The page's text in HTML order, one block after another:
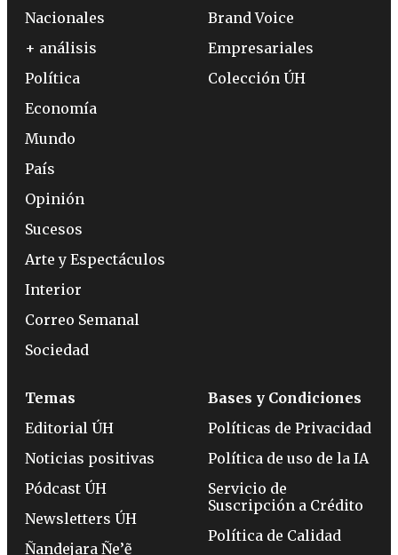
Nacionales
+ análisis
Política
Economía
Mundo
País
Opinión
Sucesos
Arte y Espectáculos
Interior
Correo Semanal
Sociedad
Brand Voice
Empresariales
Colección ÚH
Temas
Editorial ÚH
Noticias positivas
Pódcast ÚH
Newsletters ÚH
Ñandejara Ñe’ẽ
Bases y Condiciones
Políticas de Privacidad
Política de uso de la IA
Servicio de
Suscripción a Crédito
Política de Calidad